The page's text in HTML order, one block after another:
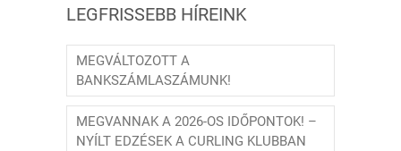
LEGFRISSEBB HÍREINK
MEGVÁLTOZOTT A
BANKSZÁMLASZÁMUNK!
MEGVANNAK A 2026-OS IDŐPONTOK! –
NYÍLT EDZÉSEK A CURLING KLUBBAN